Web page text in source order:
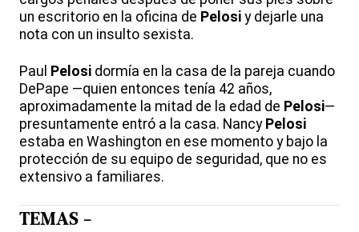
un escritorio en la oficina de Pelosi y dejarle una
nota con un insulto sexista.
Paul Pelosi dormía en la casa de la pareja cuando
DePape —quien entonces tenía 42 años,
aproximadamente la mitad de la edad de Pelosi—
presuntamente entró a la casa. Nancy Pelosi
estaba en Washington en ese momento y bajo la
protección de su equipo de seguridad, que no es
extensivo a familiares.
TEMAS -